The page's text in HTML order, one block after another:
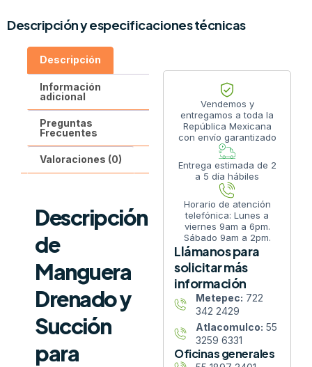
Descripción y especificaciones técnicas
Descripción
Información
adicional
Preguntas
Frecuentes
Valoraciones (0)
Descripción
de
Manguera
Drenado y
Succión
para
Vendemos y
entregamos a toda la
República Mexicana
con envío garantizado
Entrega estimada de 2
a 5 día hábiles
Horario de atención
telefónica: Lunes a
viernes 9am a 6pm.
Sábado 9am a 2pm.
Llámanos para
solicitar más
información
Metepec: 722
342 2429
Atlacomulco: 55
3259 6331
Oficinas generales